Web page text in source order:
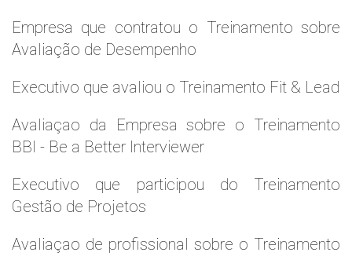
Empresa que contratou o Treinamento sobre
Avaliação de Desempenho
Executivo que avaliou o Treinamento Fit & Lead
Avaliaçao da Empresa sobre o Treinamento
BBI - Be a Better Interviewer
Executivo que participou do Treinamento
Gestão de Projetos
Avaliaçao de profissional sobre o Treinamento